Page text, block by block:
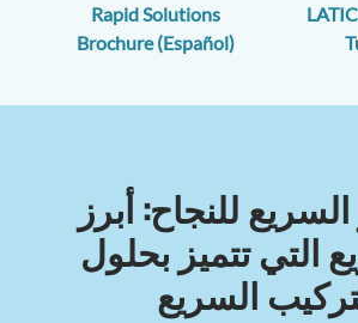
Rapid Solutions
Brochure (Español)
للنجاح: أبرز
التي تتميز بحلول
السريع